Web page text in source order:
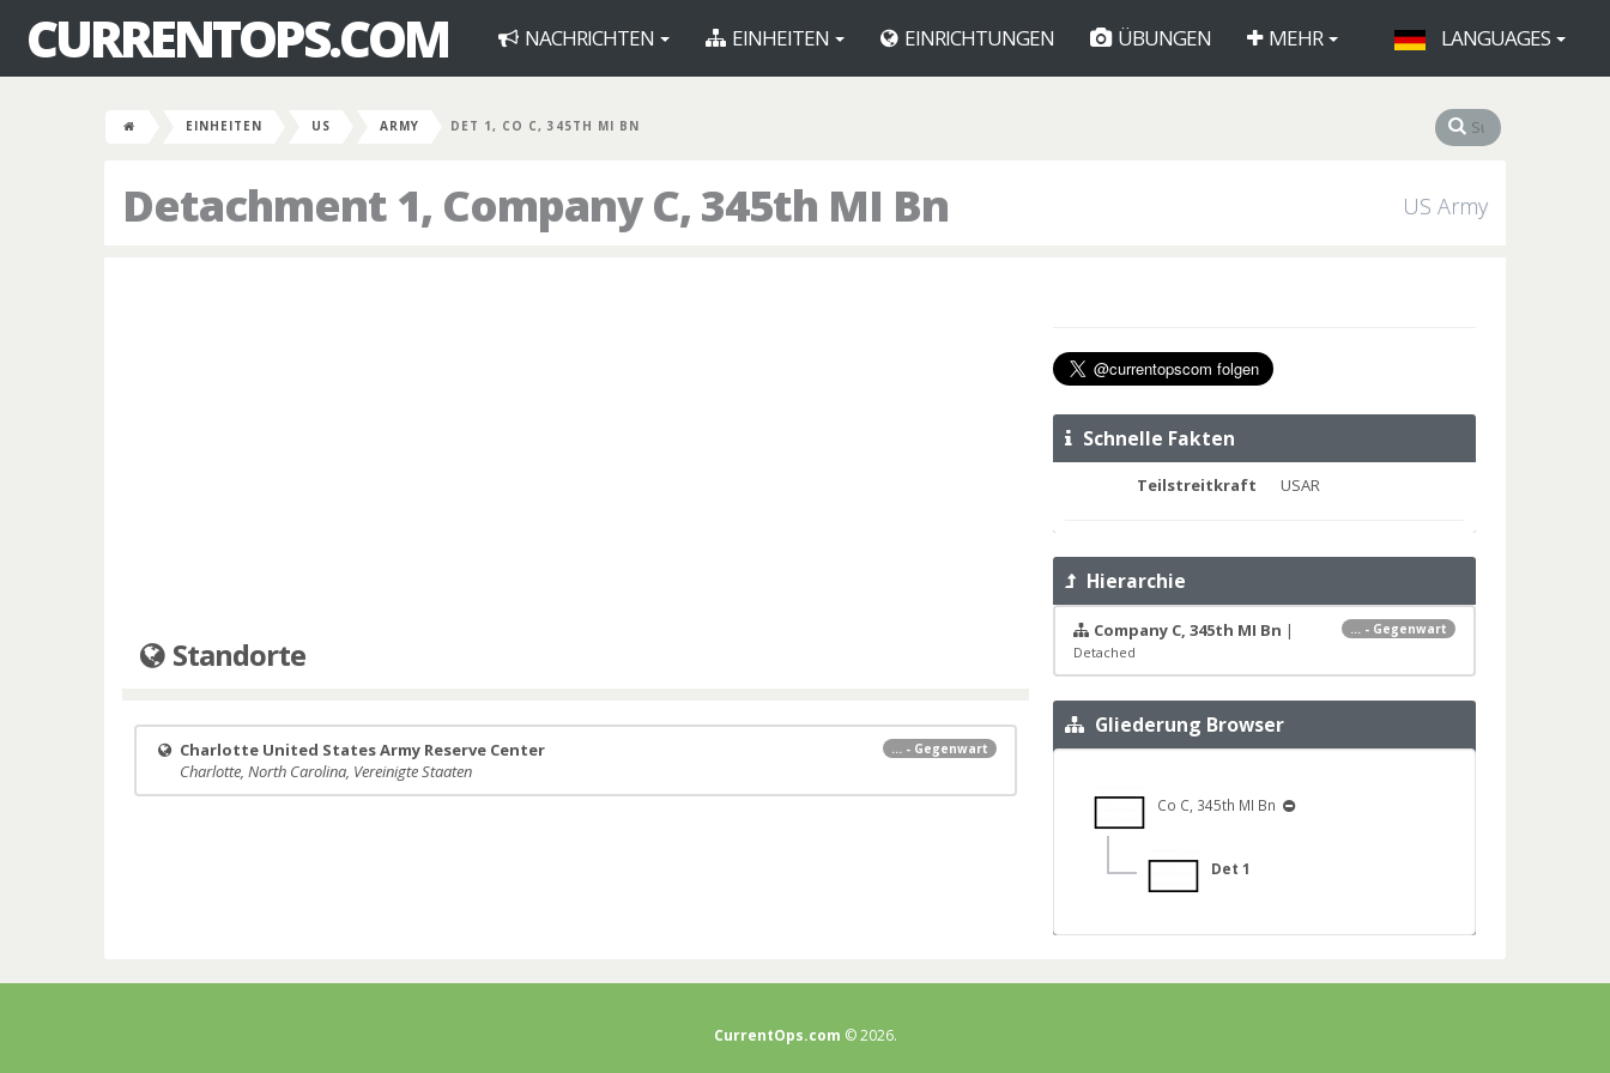
CURRENTOPS.COM NACHRICHTEN EINHEITEN EINRICHTUNGEN ÜBUNGEN MEHR LANGUAGES
EINHEITEN US ARMY DET 1, CO C, 345TH MI BN
Detachment 1, Company C, 345th MI Bn US Army
Standorte
... - Gegenwart
Charlotte United States Army Reserve Center
Charlotte, North Carolina, Vereinigte Staaten
Schnelle Fakten
Teilstreitkraft USAR
Hierarchie
... - Gegenwart
Company C, 345th MI Bn |
Detached
Gliederung Browser
Co C, 345th MI Bn
Det 1
CurrentOps.com © 2026.